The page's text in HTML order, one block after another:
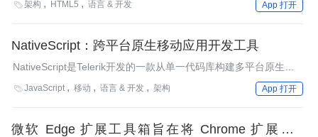
将Flash广告转换为HTML 5，目标是iPhone等不支持Flash插件的
架构 HTML5 语言 & 开发 App 打开
NativeScript：跨平台原生移动应用开发工具
NativeScript是Telerik开发的一款从单一代码库构建多平台原生移
动应用的开发工具，使开发人员可以使用JavaScript和CSS为
iOS、Android和Windows Phone（很快就会支持）平台编写原生
JavaScript 移动 语言 & 开发 架构 App 打开
微软 Edge 扩展工具箱旨在将 Chrome 扩展带至